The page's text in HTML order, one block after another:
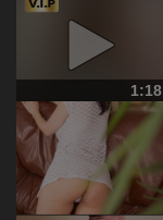
1:18